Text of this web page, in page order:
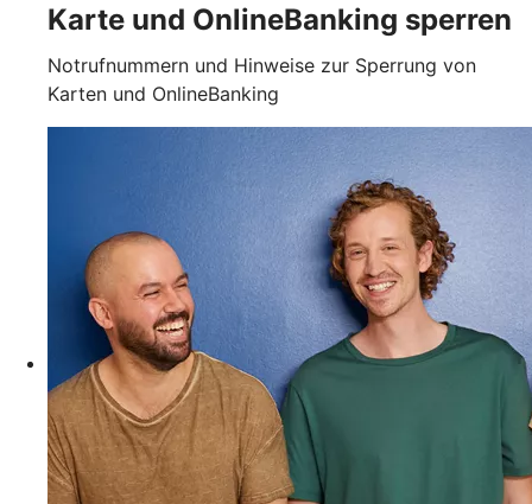
Karte und OnlineBanking sperren
Notrufnummern und Hinweise zur Sperrung von
Karten und OnlineBanking